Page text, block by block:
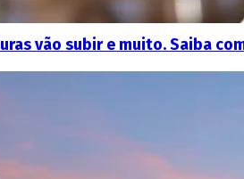
vão subir e muito. Saiba